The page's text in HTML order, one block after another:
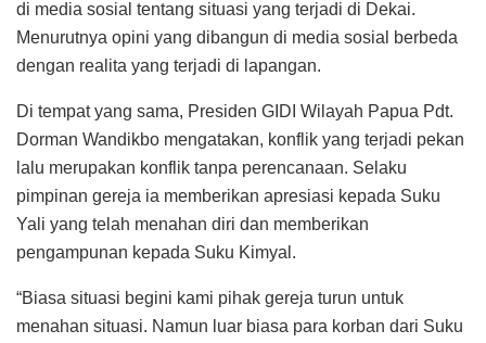
di media sosial tentang situasi yang terjadi di Dekai.
Menurutnya opini yang dibangun di media sosial berbeda
dengan realita yang terjadi di lapangan.
Di tempat yang sama, Presiden GIDI Wilayah Papua Pdt.
Dorman Wandikbo mengatakan, konflik yang terjadi pekan
lalu merupakan konflik tanpa perencanaan. Selaku
pimpinan gereja ia memberikan apresiasi kepada Suku
Yali yang telah menahan diri dan memberikan
pengampunan kepada Suku Kimyal.
“Biasa situasi begini kami pihak gereja turun untuk
menahan situasi. Namun luar biasa para korban dari Suku